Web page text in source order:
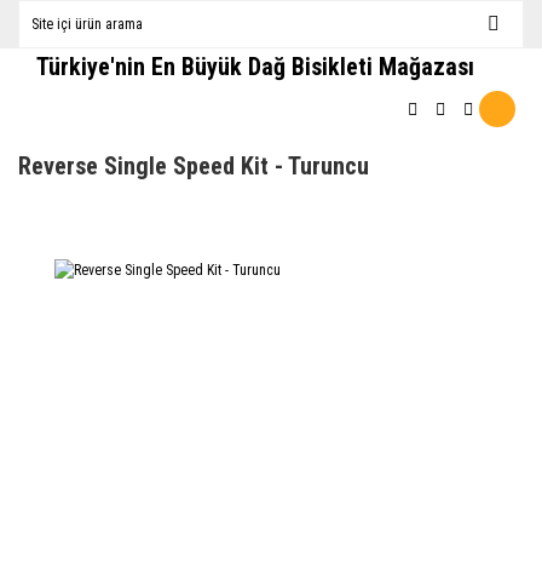
Türkiye'nin En Büyük Dağ Bisikleti Mağazası
Reverse Single Speed Kit - Turuncu